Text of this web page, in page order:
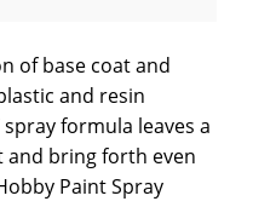
of base coat and
and resin
formula leaves a
and bring forth even
Paint Spray